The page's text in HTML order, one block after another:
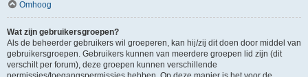
Omhoog
Wat zijn gebruikersgroepen?
Als de beheerder gebruikers wil groeperen, kan hij/zij dit doen door middel van
gebruikersgroepen. Gebruikers kunnen van meerdere groepen lid zijn (dit
verschilt per forum), deze groepen kunnen verschillende